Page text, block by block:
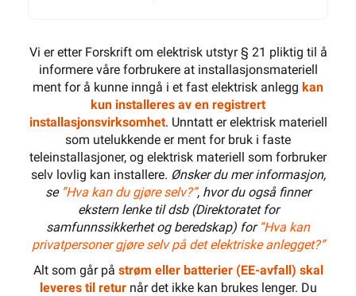
Vi er etter Forskrift om elektrisk utstyr § 21 pliktig til å
informere våre forbrukere at installasjonsmateriell
ment for å kunne inngå i et fast elektrisk anlegg kan
kun installeres av en registrert
installasjonsvirksomhet. Unntatt er elektrisk materiell
som utelukkende er ment for bruk i faste
teleinstallasjoner, og elektrisk materiell som forbruker
selv lovlig kan installere. Ønsker du mer informasjon,
se ”Hva kan du gjøre selv?”, hvor du også finner
ekstern lenke til dsb (Direktoratet for
samfunnssikkerhet og beredskap) for “Hva kan
privatpersoner gjøre selv på det elektriske anlegget?”
Alt som går på strøm eller batterier (EE-avfall) skal
leveres til returnår det ikke kan brukes lenger. Du